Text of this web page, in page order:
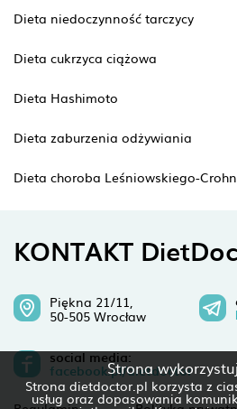
Strona
Strona dietdoctor.pl korzysta z
usług oraz dopasowania
Dieta niedoczynność tarczycy
Dieta cukrzyca ciążowa
Dieta Hashimoto
Dieta zaburzenia odżywiania
Dieta choroba Leśniowskiego-
KONTAKT
Piękna 21/11,
50-505 Wrocław
social media:
facebook.pl/dietdoctor